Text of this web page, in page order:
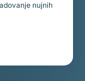
nujnih